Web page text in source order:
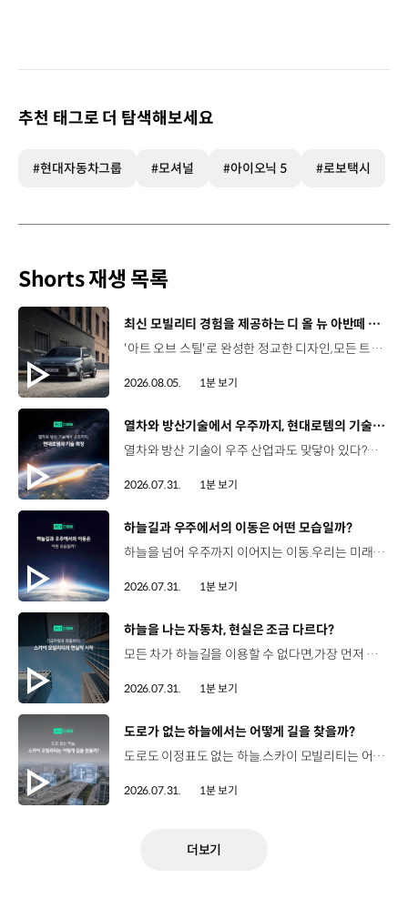
추천 태그로 더 탐색해보세요
#현대자동차그룹 #모셔널 #아이오닉 5 #로보택시
Shorts 재생 목록
[동영상]
최신 모빌리티 경험을 제공하는 디 올 뉴 아반떼 계약 개시
'아트 오브 스틸'로 완성한 정교한 디자인,모든 트림에 적용된 플레오스 커넥트와 최신 안전·편의 사양까지. 차급 이상의 가치를 담은디 올 뉴 아반떼가 계약을 시작했습니다. #현대자동차 #디올뉴아반떼 #아반떼 #플레오스커넥트 #GleoAI #준중형세단 #세단
2026.08.05. 1분 보기
[동영상]
열차와 방산기술에서 우주까지, 현대로템의 기술 확장
열차와 방산 기술이 우주 산업과도 맞닿아 있다?항공 우주 분야에도 발을 담고 있는 현대로템 현대진행형 팟캐스트 EP.20에서 확인하세요.📻 #현대자동차그룹 #현대진행형 #모빌리티팟캐스트 #현대로템 #하늘길 #스카이모빌리티 #우주 #우주항공 #자율주행 #모빌리티
2026.07.31. 1분 보기
[동영상]
하늘길과 우주에서의 이동은 어떤 모습일까?
하늘을 넘어 우주까지 이어지는 이동.우리는 미래 모빌리티를 어떤 모습으로 상상해볼 수 있을까요? 현대진행형 팟캐스트 EP.20에서 확인하세요.📻 #현대자동차그룹 #현대진행형 #모빌리티팟캐스트 #하늘길 #스카이모빌리티 #우주 #우주항공 #자율주행 #모빌리티
2026.07.31. 1분 보기
[동영상]
하늘을 나는 자동차, 현실은 조금 다르다?
모든 차가 하늘길을 이용할 수 없다면,가장 먼저 하늘을 달리게 될 모빌리티는 무엇일까요? 현대진행형 팟캐스트 EP.20에서 확인하세요.📻 #현대자동차그룹 #현대진행형 #모빌리티팟캐스트 #하늘길 #스카이모빌리티 #우주 #우주항공 #자율주행 #모빌리티
2026.07.31. 1분 보기
[동영상]
도로가 없는 하늘에서는 어떻게 길을 찾을까?
도로도 이정표도 없는 하늘.스카이 모빌리티는 어떻게 목적지까지 이동할 수 있을까요? 현대진행형 팟캐스트 EP.20에서 확인하세요.📻 #현대자동차그룹 #현대진행형 #모빌리티팟캐스트 #하늘길 #스카이모빌리티 #우주 #우주항공 #자율주행 #모빌리티
2026.07.31. 1분 보기
더보기